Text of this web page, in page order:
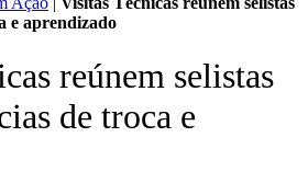
e aprendizado
reúnem selistas
de troca e